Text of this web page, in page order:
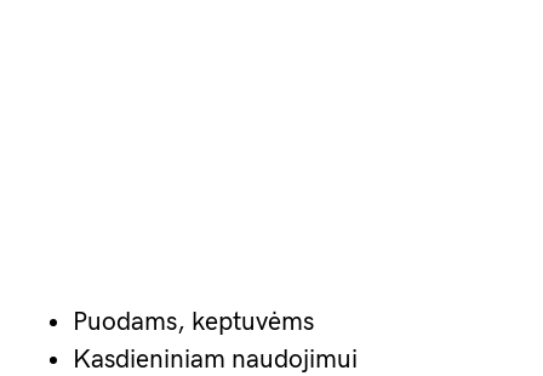
Puodams, keptuvėms
Kasdieniniam naudojimui